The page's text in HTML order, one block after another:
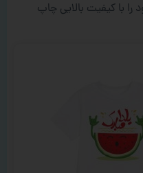
را با کیفیت بالایی چاپ